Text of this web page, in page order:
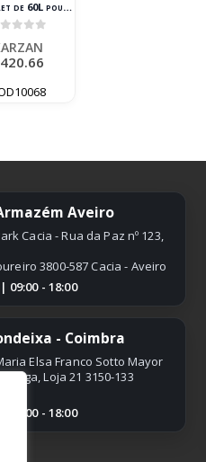
de 60L pour
de nettoyage
420.66
Aveiro
Cacia - Rua da Paz nº 123,
3800-587 Cacia - Aveiro
09:00 - 18:00
- Coimbra
Elsa Franco Sotto Mayor
Loja 21 3150-133
09:00 - 18:00